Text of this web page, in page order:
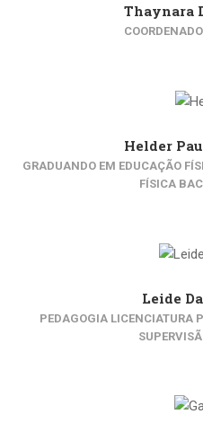
Thaynara
Helder
GRADUANDO EM EDUCAÇÃO
FÍSICA
Leide
PEDAGOGIA LICENCIATURA